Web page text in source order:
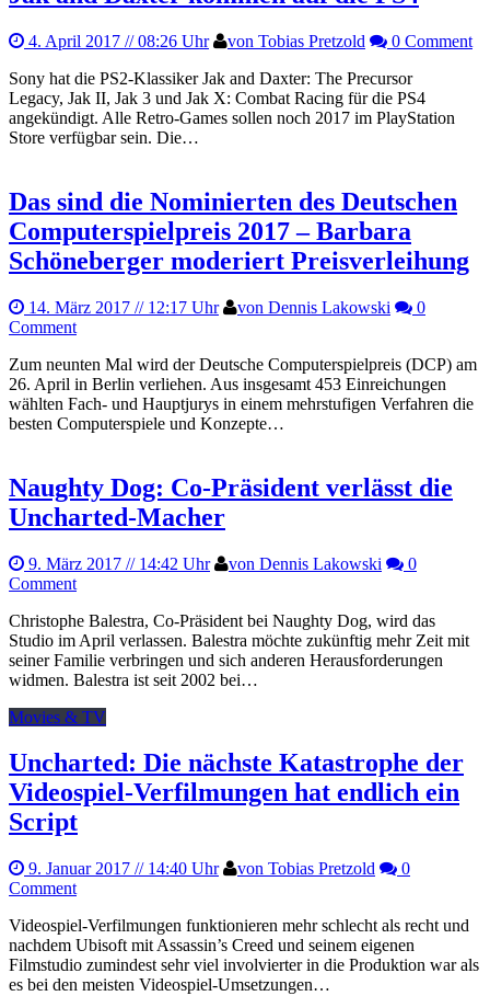
4. April 2017 // 08:26 Uhr von Tobias Pretzold
0 Comment
Sony hat die PS2-Klassiker Jak and Daxter: The Precursor
Legacy, Jak II, Jak 3 und Jak X: Combat Racing für die PS4
angekündigt. Alle Retro-Games sollen noch 2017 im PlayStation
Store verfügbar sein. Die…
Das sind die Nominierten des Deutschen
Computerspielpreis 2017 – Barbara
Schöneberger moderiert Preisverleihung
14. März 2017 // 12:17 Uhr von Dennis Lakowski
0
Comment
Zum neunten Mal wird der Deutsche Computerspielpreis (DCP) am
26. April in Berlin verliehen. Aus insgesamt 453 Einreichungen
wählten Fach- und Hauptjurys in einem mehrstufigen Verfahren die
besten Computerspiele und Konzepte…
Naughty Dog: Co-Präsident verlässt die
Uncharted-Macher
9. März 2017 // 14:42 Uhr von Dennis Lakowski
0
Comment
Christophe Balestra, Co-Präsident bei Naughty Dog, wird das
Studio im April verlassen. Balestra möchte zukünftig mehr Zeit mit
seiner Familie verbringen und sich anderen Herausforderungen
widmen. Balestra ist seit 2002 bei…
Movies & TV
Uncharted: Die nächste Katastrophe der
Videospiel-Verfilmungen hat endlich ein
Script
9. Januar 2017 // 14:40 Uhr von Tobias Pretzold
0
Comment
Videospiel-Verfilmungen funktionieren mehr schlecht als recht und
nachdem Ubisoft mit Assassin’s Creed und seinem eigenen
Filmstudio zumindest sehr viel involvierter in die Produktion war als
es bei den meisten Videospiel-Umsetzungen…